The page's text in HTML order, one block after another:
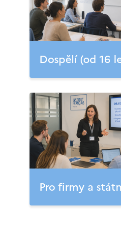
Dospělí (od 16
Pro firmy a